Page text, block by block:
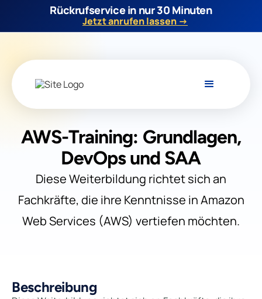
Rückrufservice in nur 30 Minuten
Jetzt anrufen lassen →
AWS-Training: Grundlagen,
DevOps und SAA
Diese Weiterbildung richtet sich an
Fachkräfte, die ihre Kenntnisse in Amazon
Web Services (AWS) vertiefen möchten.
Beschreibung